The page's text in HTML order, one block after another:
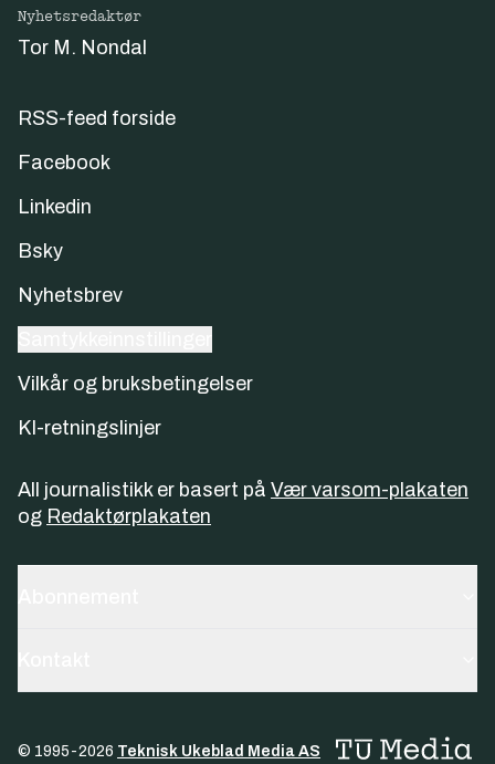
Nyhetsredaktør
Tor M. Nondal
RSS-feed forside
Facebook
Linkedin
Bsky
Nyhetsbrev
Vilkår og bruksbetingelser
KI-retningslinjer
All journalistikk er basert på Vær varsom-plakaten
og Redaktørplakaten
© 1995-2026 Teknisk Ukeblad Media AS